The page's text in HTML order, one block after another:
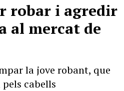
robar i agredir
al mercat de
la jove robant, que
cabells